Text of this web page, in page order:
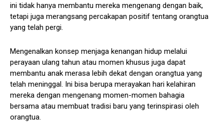
ini tidak hanya membantu mereka mengenang dengan baik,
tetapi juga merangsang percakapan positif tentang orangtua
yang telah pergi.
Mengenalkan konsep menjaga kenangan hidup melalui
perayaan ulang tahun atau momen khusus juga dapat
membantu anak merasa lebih dekat dengan orangtua yang
telah meninggal. Ini bisa berupa merayakan hari kelahiran
mereka dengan mengenang momen-momen bahagia
bersama atau membuat tradisi baru yang terinspirasi oleh
orangtua.